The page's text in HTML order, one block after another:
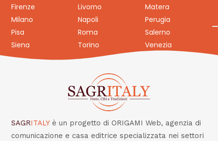
Firenze
Livorno
Matera
Milano
Napoli
Perugia
Pisa
Roma
Salerno
Siena
Torino Venezia
SAGRITALY è un progetto di ORIGAMI Web, agenzia di
comunicazione e casa editrice specializzata nei settori